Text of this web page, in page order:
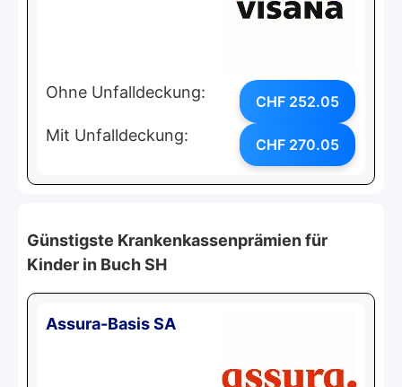
Ohne Unfalldeckung: CHF 252.05
Mit Unfalldeckung: CHF 270.05
Günstigste Krankenkassenprämien für
Kinder in Buch SH
Assura-Basis SA